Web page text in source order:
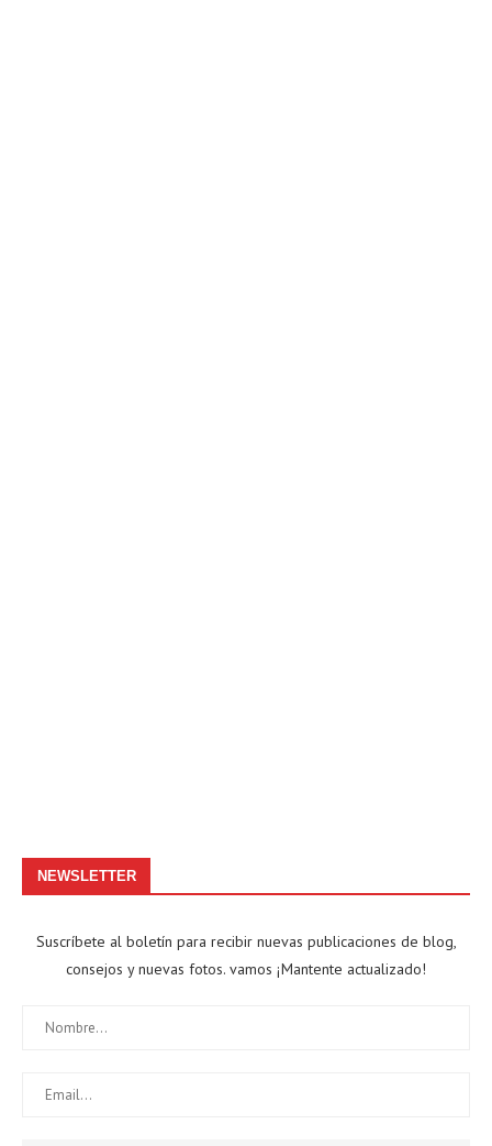
NEWSLETTER
Suscríbete al boletín para recibir nuevas publicaciones de blog,
consejos y nuevas fotos. vamos ¡Mantente actualizado!